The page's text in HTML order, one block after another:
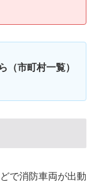
（市町村一覧）
で消防車両が出動